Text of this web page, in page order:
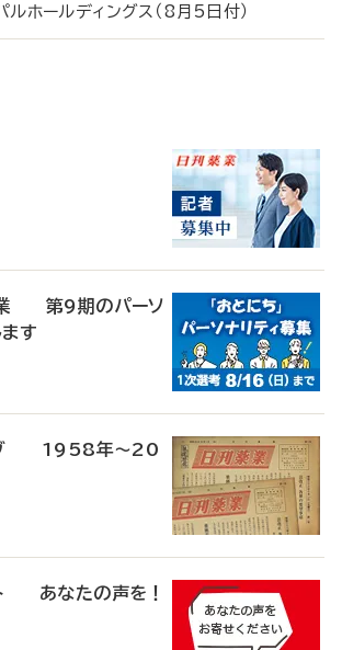
パルホールディングス（8月5日付）
業 第9期のパーソ
す
ブ 1958年～20
あなたの声を！